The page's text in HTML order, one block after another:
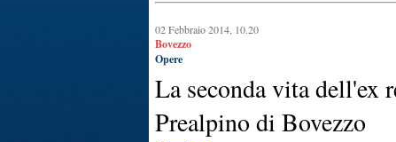
02 Febbraio 2014, 10.20
Bovezzo
Opere
La seconda vita dell'ex
Prealpino di Bovezzo